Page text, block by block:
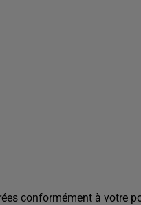
conformément à votre